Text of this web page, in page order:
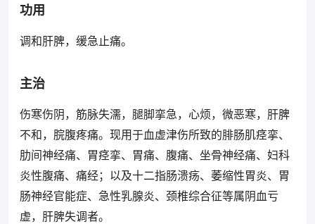
功用
调和肝脾，缓急止痛。
主治
伤寒伤阴，筋脉失濡，腿脚挛急，心烦，微恶寒，肝脾
不和，脘腹疼痛。现用于血虚津伤所致的腓肠肌痉挛、
肋间神经痛、胃痉挛、胃痛、腹痛、坐骨神经痛、妇科
炎性腹痛、痛经；以及十二指肠溃疡、萎缩性胃炎、胃
肠神经官能症、急性乳腺炎、颈椎综合征等属阴血亏
虚，肝脾失调者。